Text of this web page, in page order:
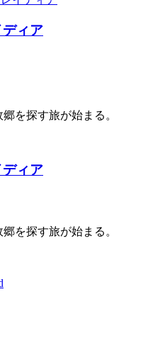
ィア
を探す旅が始まる。
ィア
を探す旅が始まる。